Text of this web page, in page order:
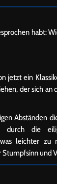
habt:
jetzt ein
der sich
Abständen
die
leichter zu
und